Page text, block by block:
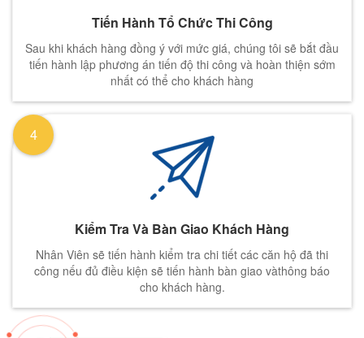
Tiến Hành Tổ Chức Thi Công
Sau khi khách hàng đồng ý với mức giá, chúng tôi sẽ bắt đầu
tiến hành lập phương án tiến độ thi công và hoàn thiện sớm
nhất có thể cho khách hàng
Kiểm Tra Và Bàn Giao Khách Hàng
Nhân Viên sẽ tiến hành kiểm tra chi tiết các căn hộ đã thi
công nếu đủ điều kiện sẽ tiến hành bàn giao vàthông báo
cho khách hàng.
4